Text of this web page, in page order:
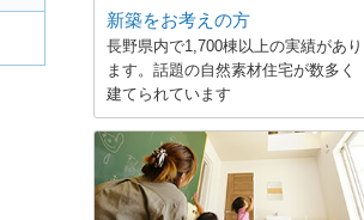
新築をお考えの方
長野県内で1,700棟以上の実績があり
ます。話題の自然素材住宅が数多く
建てられています